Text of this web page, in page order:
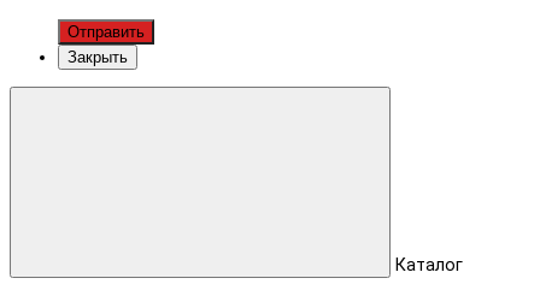
Отправить
Закрыть
Каталог